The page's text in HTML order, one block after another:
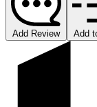
Add Review Add